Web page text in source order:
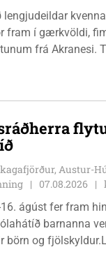
lengjudeildar
fram í gærkvöldi,
frá Akranesi.
Austur-
07.08.2026
ágúst fer fram
barnanna
börn og